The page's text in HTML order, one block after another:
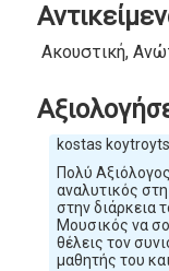
Ακουστική,
kostas
Πολύ
αναλυτικός
στην διάρκεια
Μουσικός να
θέλεις τον
μαθητής του